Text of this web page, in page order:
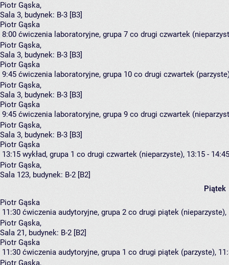
Piotr Gąska,
Sala 3, budynek: B-3 [B3]
Piotr Gąska
8:00 ćwiczenia laboratoryjne, grupa 7 co drugi czwartek
Piotr Gąska,
Sala 3, budynek: B-3 [B3]
Piotr Gąska
9:45 ćwiczenia laboratoryjne, grupa 10 co drugi czwartek
Piotr Gąska,
Sala 3, budynek: B-3 [B3]
Piotr Gąska
9:45 ćwiczenia laboratoryjne, grupa 9 co drugi czwartek
Piotr Gąska,
Sala 3, budynek: B-3 [B3]
Piotr Gąska
13:15 wykład, grupa 1 co drugi czwartek (nieparzyste), 13:15 - 14:45
Piotr Gąska,
Sala 123, budynek: B-2 [B2]
Piątek
Piotr Gąska
11:30 ćwiczenia audytoryjne, grupa 2 co drugi piątek (nieparzyste),
Piotr Gąska,
Sala 21, budynek: B-2 [B2]
Piotr Gąska
11:30 ćwiczenia audytoryjne, grupa 1 co drugi piątek (parzyste),
Piotr Gąska,